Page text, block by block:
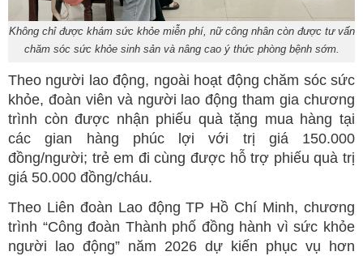
Không chỉ được khám sức khỏe miễn phí, nữ công nhân còn được tư vấn
chăm sóc sức khỏe sinh sản và nâng cao ý thức phòng bệnh sớm.
Theo người lao động, ngoài hoạt động chăm sóc sức
khỏe, đoàn viên và người lao động tham gia chương
trình còn được nhận phiếu quà tặng mua hàng tại
các gian hàng phúc lợi với trị giá 150.000
đồng/người; trẻ em đi cùng được hỗ trợ phiếu quà trị
giá 50.000 đồng/cháu.
Theo Liên đoàn Lao động TP Hồ Chí Minh, chương
trình “Công đoàn Thành phố đồng hành vì sức khỏe
người lao động” năm 2026 dự kiến phục vụ hơn